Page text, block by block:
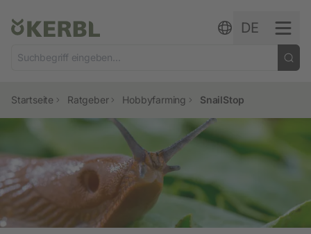
DE
Startseite Ratgeber Hobbyfarming SnailStop